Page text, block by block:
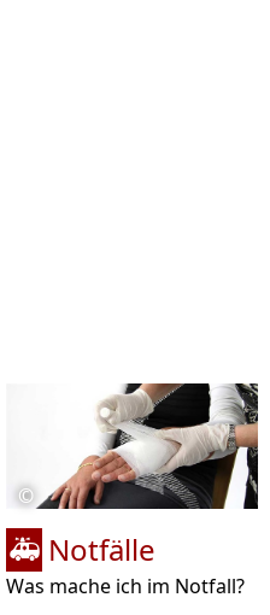
©
🚑 Notfälle
Was mache ich im Notfall?